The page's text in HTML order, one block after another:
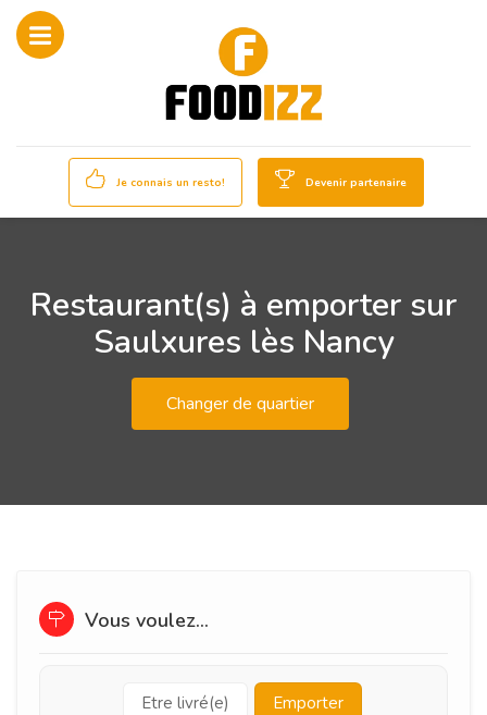
Je connais un resto! Devenir partenaire
Restaurant(s) à emporter sur
Saulxures lès Nancy
Changer de quartier
Vous voulez...
Etre livré(e) Emporter